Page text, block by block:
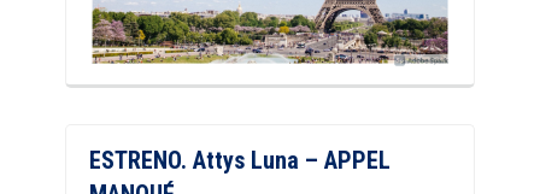
ESTRENO. Attys Luna – APPEL